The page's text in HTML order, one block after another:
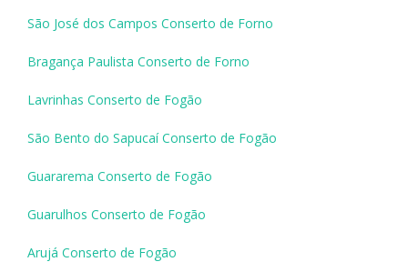
São José dos Campos Conserto de Forno
Bragança Paulista Conserto de Forno
Lavrinhas Conserto de Fogão
São Bento do Sapucaí Conserto de Fogão
Guararema Conserto de Fogão
Guarulhos Conserto de Fogão
Arujá Conserto de Fogão